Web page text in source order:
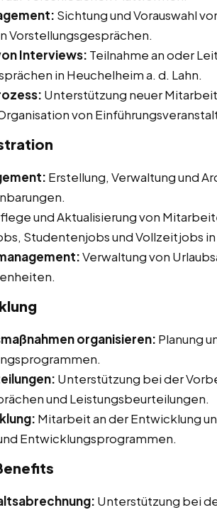
Sichtung und Vorauswahl
Vorstellungsgesprächen.
Interviews: Teilnahme an oder
in Heuchelheim a. d. Lahn.
Unterstützung neuer
von
Erstellung, Verwaltung und
und Aktualisierung von
Studentenjobs und Vollzeitjobs in
Verwaltung von
organisieren: Planung
Unterstützung bei der
und Leistungsbeurteilungen.
Mitarbeit an der Entwicklung
Entwicklungsprogrammen.
Unterstützung bei